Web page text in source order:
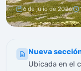
6 de julio de 2026
Nueva
Ubicada en el